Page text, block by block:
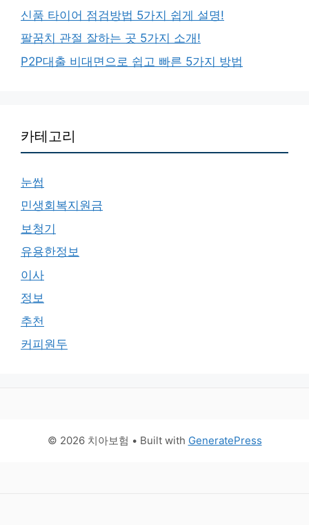
신품 타이어 점검방법 5가지 쉽게 설명!
팔꿈치 관절 잘하는 곳 5가지 소개!
P2P대출 비대면으로 쉽고 빠른 5가지 방법
카테고리
눈썹
민생회복지원금
보청기
유용한정보
이사
정보
추천
커피원두
© 2026 치아보험 • Built with GeneratePress